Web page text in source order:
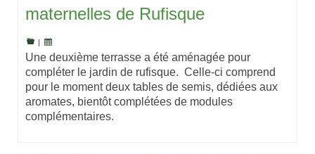
maternelles de Rufisque
|
Une deuxième terrasse a été aménagée pour
compléter le jardin de rufisque. Celle-ci comprend
pour le moment deux tables de semis, dédiées aux
aromates, bientôt complétées de modules
complémentaires.